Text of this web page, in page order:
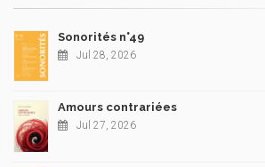
Sonorités n°49
Jul 28, 2026
Amours contrariées
Jul 27, 2026